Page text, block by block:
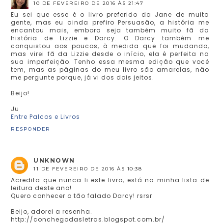
10 DE FEVEREIRO DE 2016 ÀS 21:47
Eu sei que esse é o livro preferido da Jane de muita
gente, mas eu ainda prefiro Persuasão, a história me
encantou mais, embora seja também muito fã da
história de Lizzie e Darcy. O Darcy também me
conquistou aos poucos, à medida que foi mudando,
mas virei fã da Lizzie desde o início, ela é perfeita na
sua imperfeição. Tenho essa mesma edição que você
tem, mas as páginas do meu livro são amarelas, não
me pergunte porque, já vi dos dois jeitos.
Beijo!
Ju
Entre Palcos e Livros
RESPONDER
UNKNOWN
11 DE FEVEREIRO DE 2016 ÀS 10:38
Acredita que nunca li este livro, está na minha lista de
leitura deste ano!
Quero conhecer o tão falado Darcy! rsrsr
Beijo, adorei a resenha.
http://conchegodasletras.blogspot.com.br/